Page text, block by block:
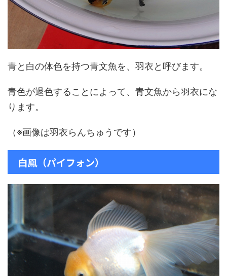
青と白の体色を持つ青文魚を、羽衣と呼びます。
青色が退色することによって、青文魚から羽衣にな
ります。
（※画像は羽衣らんちゅうです）
白鳳（パイフォン）